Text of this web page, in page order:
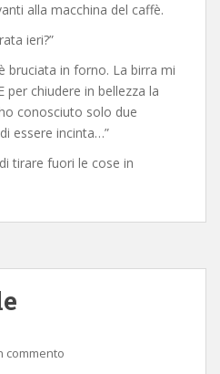
alla macchina del caffè.
ieri?”
bruciata in forno. La birra mi
per chiudere in bellezza la
conosciuto solo due
essere incinta…”
tirare fuori le cose in
commento